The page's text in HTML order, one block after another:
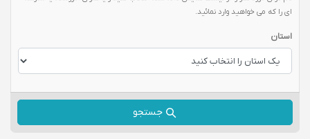
ای را که می خواهید وارد نمائید.
استان
جستجو